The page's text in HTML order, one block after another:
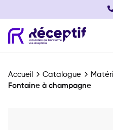
Navigation principale
Accueil Catalogue
Fontaine à champagne